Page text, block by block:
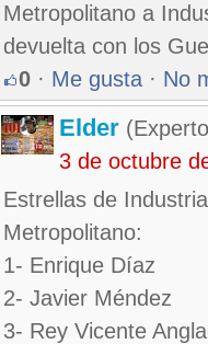
Metropolitano a
devuelta con los
0 · Me gusta · No
Elder
3 de octubre
Estrellas de
Metropolitano:
1- Enrique Díaz
2- Javier Méndez
3- Rey Vicente